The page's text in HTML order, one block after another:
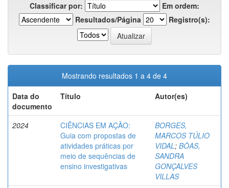
Classificar por:
Em ordem:
Resultados/Página
Registro(s):
Mostrando resultados 1 a 4 de 4
Data do
documento
Título Autor(es)
2024
CIÊNCIAS EM AÇÃO:
Guia com propostas de
atividades práticas por
meio de sequências de
ensino investigativas
BORGES,
MARCOS TÚLIO
VIDAL; BÔAS,
SANDRA
GONÇALVES
VILLAS